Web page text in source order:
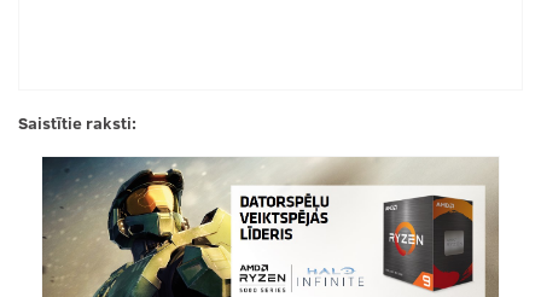
Saistītie raksti: